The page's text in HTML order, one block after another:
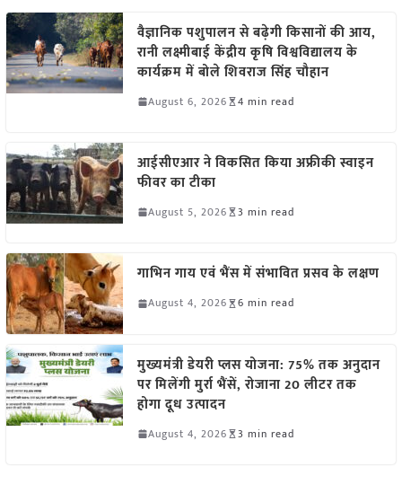
वैज्ञानिक पशुपालन से बढ़ेगी किसानों की आय,
रानी लक्ष्मीबाई केंद्रीय कृषि विश्वविद्यालय के
कार्यक्रम में बोले शिवराज सिंह चौहान
August 6, 2026 4 min read
आईसीएआर ने विकसित किया अफ्रीकी स्वाइन
फीवर का टीका
August 5, 2026 3 min read
गाभिन गाय एवं भैंस में संभावित प्रसव के लक्षण
August 4, 2026 6 min read
मुख्यमंत्री डेयरी प्लस योजना: 75% तक अनुदान
पर मिलेंगी मुर्रा भैंसें, रोजाना 20 लीटर तक
होगा दूध उत्पादन
August 4, 2026 3 min read